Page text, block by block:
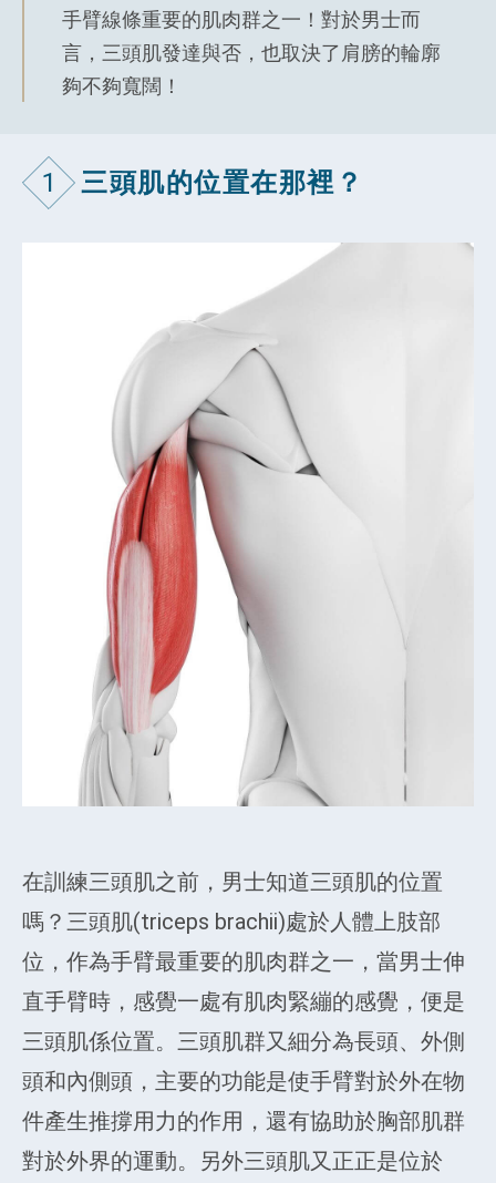
手臂線條重要的肌肉群之一！對於男士而
言，三頭肌發達與否，也取決了肩膀的輪廓
夠不夠寬闊！
1 三頭肌的位置在那裡？
在訓練三頭肌之前，男士知道三頭肌的位置
嗎？三頭肌(triceps brachii)處於人體上肢部
位，作為手臂最重要的肌肉群之一，當男士伸
直手臂時，感覺一處有肌肉緊繃的感覺，便是
三頭肌係位置。三頭肌群又細分為長頭、外側
頭和內側頭，主要的功能是使手臂對於外在物
件產生推撐用力的作用，還有協助於胸部肌群
對於外界的運動。另外三頭肌又正正是位於